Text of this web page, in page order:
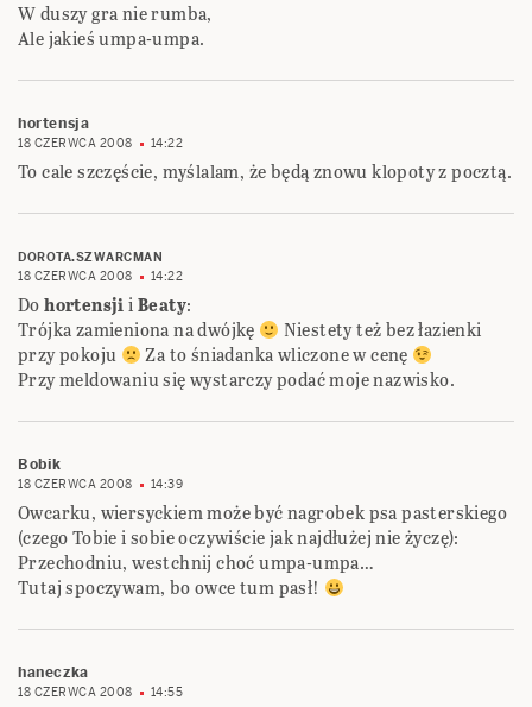
W duszy gra nie rumba,
Ale jakieś umpa-umpa.
hortensja
18 CZERWCA 2008 14:22
To cale szczęście, myślalam, że będą znowu klopoty z pocztą.
DOROTA.SZWARCMAN
18 CZERWCA 2008
14:22
DohortensjiiBeaty:
Trójka zamieniona na dwójkę
Niestety też bez łazienki
przy pokoju
Za to śniadanka wliczone w cenę
Przy meldowaniu się wystarczy podać moje nazwisko.
Bobik
18 CZERWCA 2008 14:39
Owcarku, wiersyckiem może być nagrobek psa pasterskiego
(czego Tobie i sobie oczywiście jak najdłużej nie życzę):
Przechodniu, westchnij choć umpa-umpa…
Tutaj spoczywam, bo owce tum pasł!
haneczka
18 CZERWCA 2008 14:55